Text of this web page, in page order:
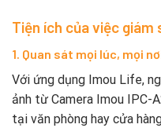
Tiện ích của việc giám
1. Quan sát mọi lúc, mọi
Với ứng dụng Imou Life,
ảnh từ Camera Imou IPC-
tại văn phòng hay cửa